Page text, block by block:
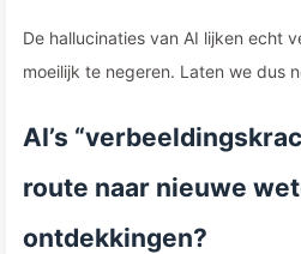
De hallucinaties van AI lijken echt
moeilijk te negeren. Laten we dus
AI’s
route naar nieuwe
ontdekkingen?